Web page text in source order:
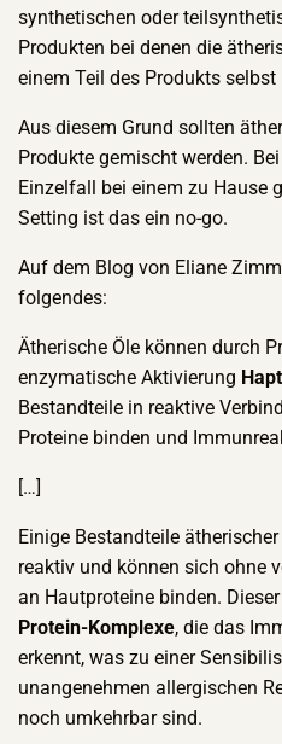
synthetischen oder
Produkten bei denen die
einem Teil des Produkts selbst
Aus diesem Grund sollten
Produkte gemischt werden.
Einzelfall bei einem zu Hause
Setting ist das ein no-go.
Auf dem Blog von Eliane
folgendes:
Ätherische Öle können durch
enzymatische Aktivierung
Bestandteile in reaktive
Proteine binden und
[…]
Einige Bestandteile
reaktiv und können sich ohne
an Hautproteine binden.
Protein-Komplexe, die das
erkennt, was zu einer
unangenehmen allergischen
noch umkehrbar sind.